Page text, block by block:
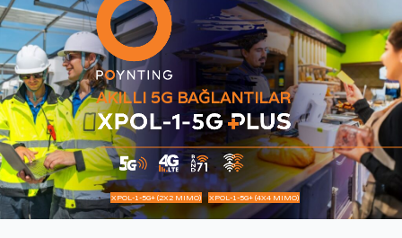
AKILLI 5G BAĞLANTILAR
XPOL-1-5G+ (2X2 MIMO) XPOL-1-5G+ (4X4 MIMO)